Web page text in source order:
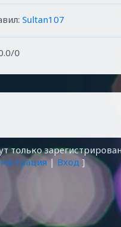
: Sultan107
/0
только
| Вход ]